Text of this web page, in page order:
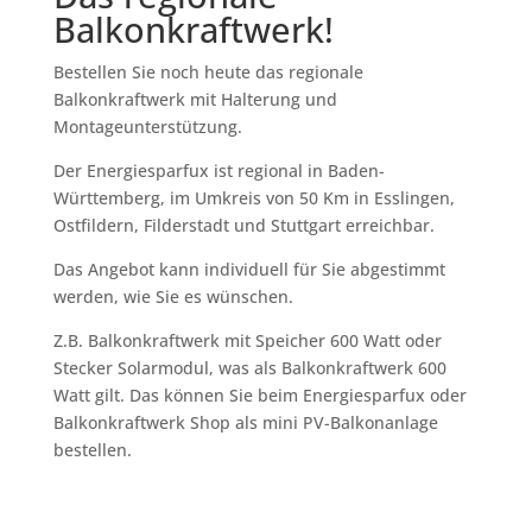
Balkonkraftwerk!
Bestellen Sie noch heute das regionale
Balkonkraftwerk mit Halterung und
Montageunterstützung.
Der Energiesparfux ist regional in Baden-
Württemberg, im Umkreis von 50 Km in Esslingen,
Ostfildern, Filderstadt und Stuttgart erreichbar.
Das Angebot kann individuell für Sie abgestimmt
werden, wie Sie es wünschen.
Z.B. Balkonkraftwerk mit Speicher 600 Watt oder
Stecker Solarmodul, was als Balkonkraftwerk 600
Watt gilt. Das können Sie beim Energiesparfux oder
Balkonkraftwerk Shop als mini PV-Balkonanlage
bestellen.